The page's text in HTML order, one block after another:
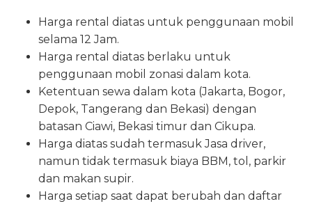
Harga rental diatas untuk penggunaan mobil
selama 12 Jam.
Harga rental diatas berlaku untuk
penggunaan mobil zonasi dalam kota.
Ketentuan sewa dalam kota (Jakarta, Bogor,
Depok, Tangerang dan Bekasi) dengan
batasan Ciawi, Bekasi timur dan Cikupa.
Harga diatas sudah termasuk Jasa driver,
namun tidak termasuk biaya BBM, tol, parkir
dan makan supir.
Harga setiap saat dapat berubah dan daftar